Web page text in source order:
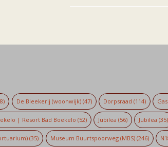
De Bleekerij (woonwijk)(47) Dorpsraad (114)
| Resort Bad Boekelo (52) Jubilea (56) Jubilea (35)
(35) Museum Buurtspoorweg (MBS)(246)